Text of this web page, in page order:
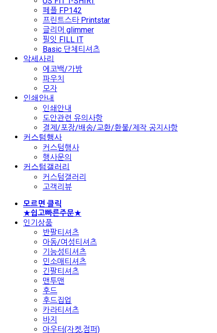
페플 FP142
프린트스타 Printstar
글리머 glimmer
필잇 FILL IT
Basic 단체티셔츠
악세사리
에코백/가방
파우치
모자
인쇄안내
인쇄안내
도안관련 유의사항
결제/포장/배송/교환/환불/제작 공지사항
커스텀행사
커스텀행사
행사문의
커스텀갤러리
커스텀갤러리
고객리뷰
모르면 클릭
★쉽고빠른주문★
인기상품
반팔티셔츠
아동/여성티셔츠
기능성티셔츠
민소매티셔츠
긴팔티셔츠
맨투맨
후드
후드집업
카라티셔츠
바지
아우터(자켓,점퍼)